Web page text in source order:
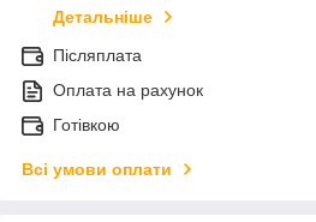
Детальніше
Післяплата
Оплата на рахунок
Готівкою
Всі умови оплати